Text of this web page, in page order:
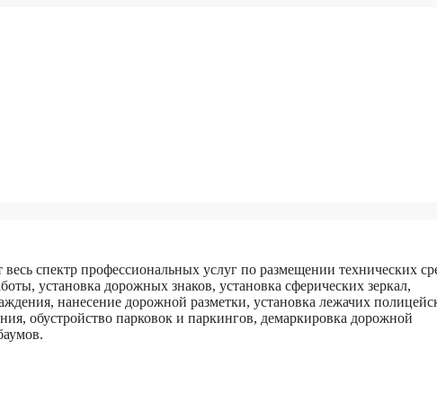
спектр профессиональных услуг по размещении технических
установка дорожных знаков, установка сферических зеркал,
нанесение дорожной разметки, установка лежачих
обустройство парковок и паркингов, демаркировка дорожной